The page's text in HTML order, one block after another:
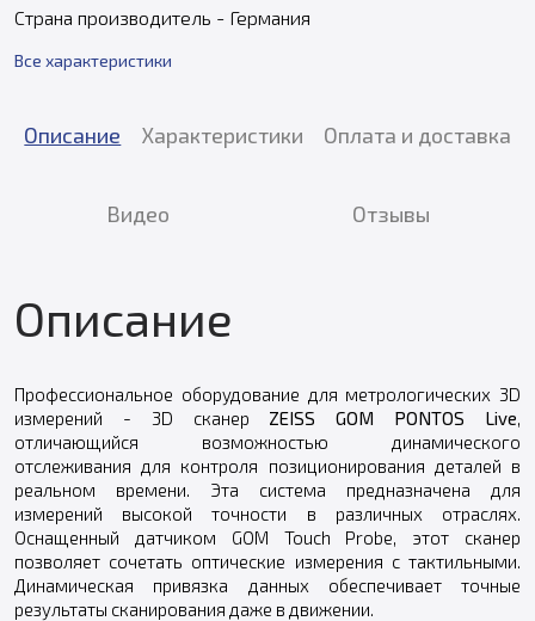
Страна производитель - Германия
Все характеристики
Описание Характеристики Оплата и доставка
Видео Отзывы
Описание
Профессиональное оборудование для метрологических 3D
измерений - 3D сканер ZEISS GOM PONTOS Live,
отличающийся возможностью динамического
отслеживания для контроля позиционирования деталей в
реальном времени. Эта система предназначена для
измерений высокой точности в различных отраслях.
Оснащенный датчиком GOM Touch Probe, этот сканер
позволяет сочетать оптические измерения с тактильными.
Динамическая привязка данных обеспечивает точные
результаты сканирования даже в движении.